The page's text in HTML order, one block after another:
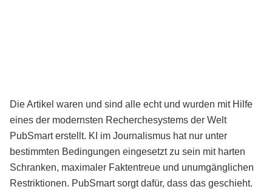
Die Artikel waren und sind alle echt und wurden mit Hilfe
eines der modernsten Recherchesystems der Welt
PubSmart erstellt. KI im Journalismus hat nur unter
bestimmten Bedingungen eingesetzt zu sein mit harten
Schranken, maximaler Faktentreue und unumgänglichen
Restriktionen. PubSmart sorgt dafür, dass das geschieht.